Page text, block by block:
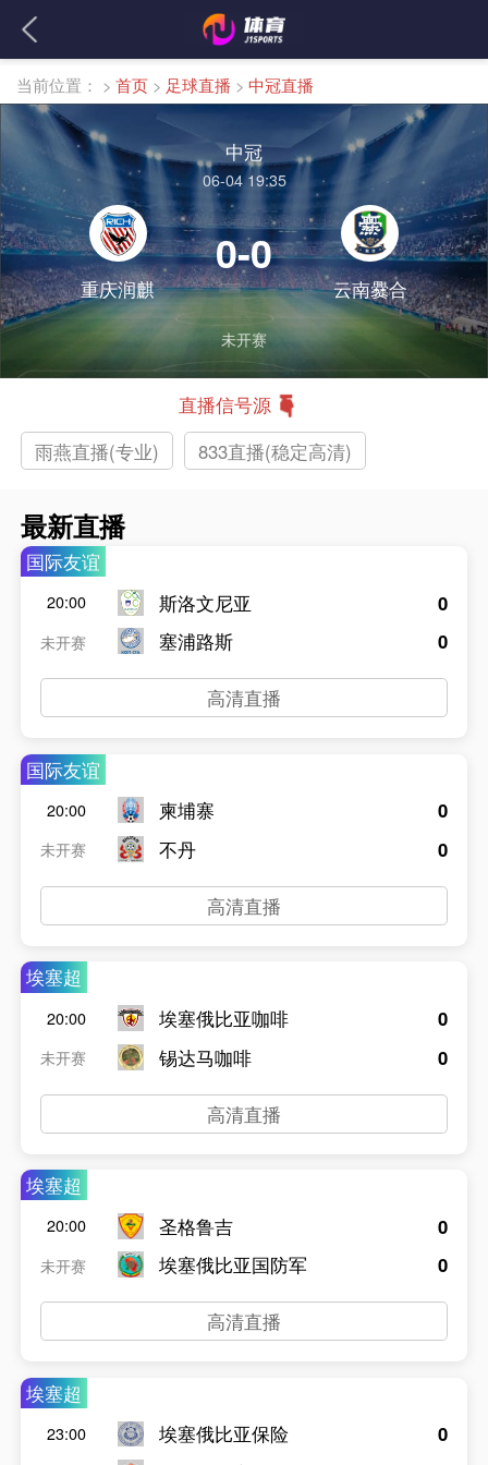
当前位置： > 首页 > 足球直播 > 中冠直播
中冠
06-04 19:35
重庆润麒
0-0
云南爨合
未开赛
直播信号源
雨燕直播(专业)
833直播(稳定高清)
最新直播
国际友谊
20:00
未开赛
斯洛文尼亚
塞浦路斯
0
0
高清直播
国际友谊
20:00
未开赛
柬埔寨
不丹
0
0
高清直播
埃塞超
20:00
未开赛
埃塞俄比亚咖啡
锡达马咖啡
0
0
高清直播
埃塞超
20:00
未开赛
圣格鲁吉
埃塞俄比亚国防军
0
0
高清直播
埃塞超
23:00
埃塞俄比亚保险
0